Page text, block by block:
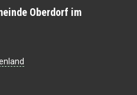
Oberdorf im